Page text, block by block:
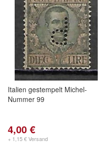
Italien gestempelt Michel-
Nummer 99
4,00 €
+ 1,15 € Versand